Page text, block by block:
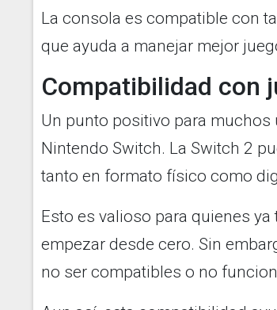
La consola es compatible con
que ayuda a manejar mejor
Compatibilidad con
Un punto positivo para
Nintendo Switch. La Switch 2
tanto en formato físico como
Esto es valioso para quienes
empezar desde cero. Sin
no ser compatibles o no